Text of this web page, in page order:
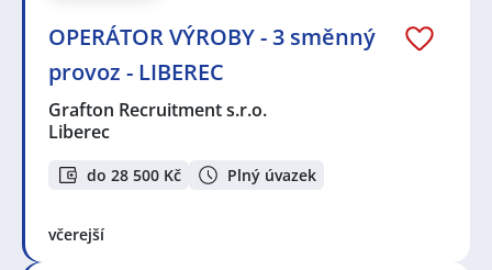
OPERÁTOR VÝROBY - 3 směnný
provoz - LIBEREC
Grafton Recruitment s.r.o.
Liberec
do 28 500 Kč Plný úvazek
včerejší